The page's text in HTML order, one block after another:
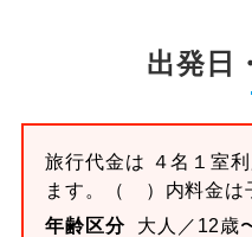
出発日
旅行代金は ４名１室
ます。
（ ）内料金は
年齢区分
大人／12歳